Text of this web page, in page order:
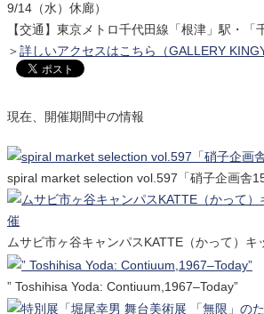
9/14（水）休廊）
【交通】東京メトロ千代田線「根津」駅・「
＞詳しいアクセスはこちら（GALLERY
現在、開催期間中の情報
spiral market selection vol.597「硝子企画舎
ムサビ市ヶ谷キャンパスKATTE（かって）キ
” Toshihisa Yoda: Contiuum,1967–Today”